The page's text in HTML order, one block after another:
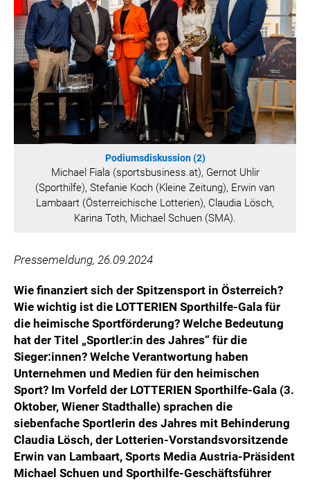
VIER HOCH VIER
ALFIES
HANNERSBERG
WILHELM-EXNER-MEDAILLEN STIFTUNG
ADMIRAL SPORTWETTEN
EWP RECYCLING PFAND ÖSTERREICH
ANNEMARIE CHARITY
TRÄGERVEREIN EINWEGPFAND
SPECIAL OLYMPICS ÖSTERREICH
LOGOS
PRESSEKONTAKT
Podiumsdiskussion (2)
Michael Fiala (sportsbusiness.at), Gernot Uhlir
(Sporthilfe), Stefanie Koch (Kleine Zeitung), Erwin van
Lambaart (Österreichische Lotterien), Claudia Lösch,
Karina Toth, Michael Schuen (SMA).
Pressemeldung, 26.09.2024
Wie finanziert sich der Spitzensport in Österreich?
Wie wichtig ist die LOTTERIEN Sporthilfe-Gala für
die heimische Sportförderung? Welche Bedeutung
hat der Titel „Sportler:in des Jahres“ für die
Sieger:innen? Welche Verantwortung haben
Unternehmen und Medien für den heimischen
Sport? Im Vorfeld der LOTTERIEN Sporthilfe-Gala (3.
Oktober, Wiener Stadthalle) sprachen die
siebenfache Sportlerin des Jahres mit Behinderung
Claudia Lösch, der Lotterien-Vorstandsvorsitzende
Erwin van Lambaart, Sports Media Austria-Präsident
Michael Schuen und Sporthilfe-Geschäftsführer